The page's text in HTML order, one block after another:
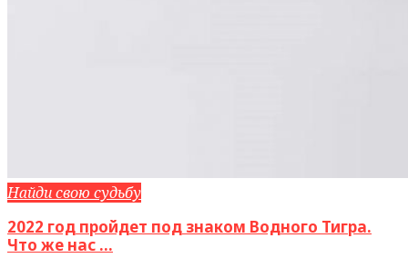
Найди свою судьбу
2022 год пройдет под знаком Водного Тигра.
Что же нас ...